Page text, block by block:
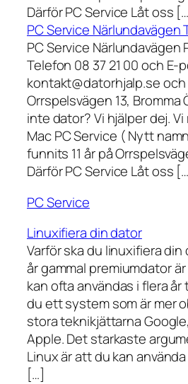
Därför PC Service Låt oss
PC Service Närlundavägen
PC Service Närlundavägen
Telefon 08 37 21 00 och E-
kontakt@datorhjalp.se och
Orrspelsvägen 13,
inte dator? Vi hjälper dej.
Mac PC Service ( Nytt
funnits 11 år på
Därför PC Service Låt oss
PC Service
Linuxifiera din dator
Varför ska du linuxifiera din
år gammal premiumdator
kan ofta användas i flera år
du ett system som är mer
stora teknikjättarna
Apple. Det starkaste
Linux är att du kan
[…]